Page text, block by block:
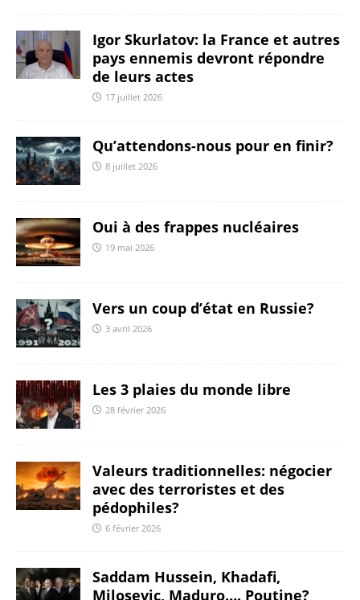
Igor Skurlatov: la France et autres
pays ennemis devront répondre
de leurs actes
17 juillet 2026
Qu’attendons-nous pour en finir?
8 juillet 2026
Oui à des frappes nucléaires
19 mai 2026
Vers un coup d’état en Russie?
3 avril 2026
Les 3 plaies du monde libre
28 février 2026
Valeurs traditionnelles: négocier
avec des terroristes et des
pédophiles?
6 février 2026
Saddam Hussein, Khadafi,
Milosevic, Maduro…. Poutine?